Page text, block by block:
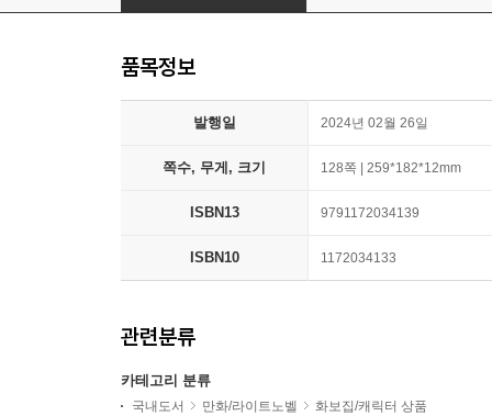
품목정보
발행일 2024년 02월 26일
쪽수, 무게, 크기 128쪽 | 259*182*12mm
ISBN13 9791172034139
ISBN10 1172034133
관련분류
카테고리 분류
국내도서 만화/라이트노벨
화보집/캐릭터 상품